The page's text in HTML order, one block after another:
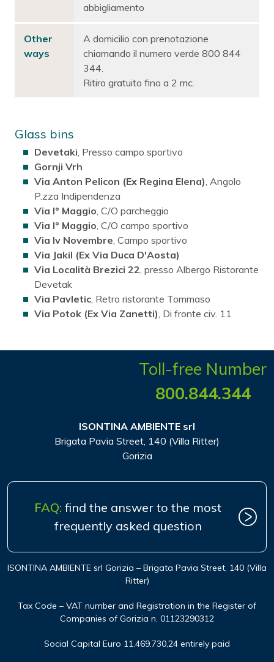
abbigliamento
Other
ways
A domicilio con prenotazione
chiamando il numero verde 800 844
344.
Ritiro gratuito fino a 2 mc.
Glass bins
Devetaki , Presso campo sportivo
Gornji Vrh
Via Anton Pelicon (Ex Regina Elena) , Angolo
P.zza Indipendenza
Via I° Maggio , C/O parcheggio
Via I° Maggio , C/O campo sportivo
Via Iv Novembre , Campo sportivo
Via Jakil (Ex Via Duca D'Aosta)
Via Località Brezici 22 , presso Albergo Ristorante
Devetak
Via Pavletic , Retro ristorante Tommaso
Via Potok (Ex Via Zanetti) , Di fronte civ. 11
Toll-free Number
800.844.344
ISONTINA AMBIENTE srl
Brigata Pavia Street, 140 (Villa Ritter)
Gorizia
FAQ: find the answer to the most
frequently asked question
ISONTINA AMBIENTE srl Gorizia – Brigata Pavia Street, 140 (Villa
Ritter)
Tax Code – VAT number and Registration in the Register of
Companies of Gorizia n. 01123290312
Social Capital Euro 11.469.730,24 entirely paid